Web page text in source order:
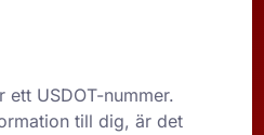
USDOT-nummer.
till dig, är det